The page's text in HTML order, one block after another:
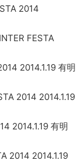
2014
FESTA
2014.1.19 有明
2014 2014.1.19
2014.1.19 有明
2014 2014.1.19